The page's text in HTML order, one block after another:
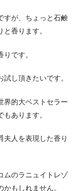
すが、ちょっと石鹸
香ります。
です。
し頂きたいです。
界的大ベストセラー
あります。
夫人を表現した香り
ムのラニュイトレゾ
もしれません。